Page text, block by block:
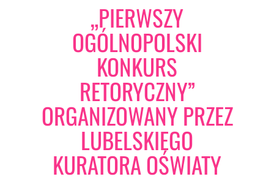
„PIERWSZY
OGÓLNOPOLSKI
KONKURS
RETORYCZNY”
ORGANIZOWANY PRZEZ
LUBELSKIEGO
KURATORA OŚWIATY